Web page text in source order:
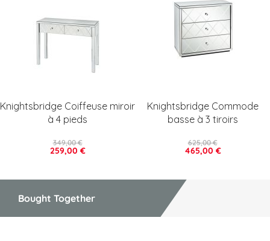
Knightsbridge Coiffeuse miroir
à 4 pieds
259,00 €
349,00 €
Knightsbridge Commode
basse à 3 tiroirs
465,00 €
625,00 €
Bought Together